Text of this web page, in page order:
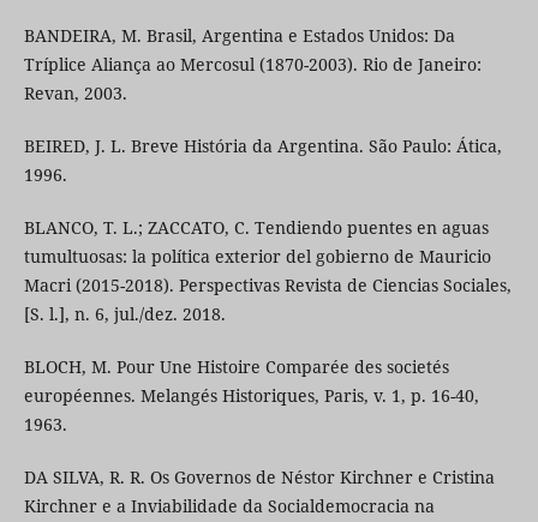
BANDEIRA, M. Brasil, Argentina e Estados Unidos: Da
Tríplice Aliança ao Mercosul (1870-2003). Rio de Janeiro:
Revan, 2003.
BEIRED, J. L. Breve História da Argentina. São Paulo: Ática,
1996.
BLANCO, T. L.; ZACCATO, C. Tendiendo puentes en aguas
tumultuosas: la política exterior del gobierno de Mauricio
Macri (2015-2018). Perspectivas Revista de Ciencias Sociales,
[S. l.], n. 6, jul./dez. 2018.
BLOCH, M. Pour Une Histoire Comparée des societés
européennes. Melangés Historiques, Paris, v. 1, p. 16-40,
1963.
DA SILVA, R. R. Os Governos de Néstor Kirchner e Cristina
Kirchner e a Inviabilidade da Socialdemocracia na